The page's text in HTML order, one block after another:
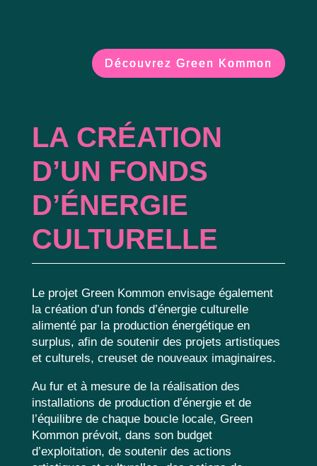
Découvrez Green Kommon
LA CRÉATION
D’UN FONDS
D’ÉNERGIE
CULTURELLE
Le projet Green Kommon envisage également
la création d’un fonds d’énergie culturelle
alimenté par la production énergétique en
surplus, afin de soutenir des projets artistiques
et culturels, creuset de nouveaux imaginaires.
Au fur et à mesure de la réalisation des
installations de production d’énergie et de
l’équilibre de chaque boucle locale, Green
Kommon prévoit, dans son budget
d’exploitation, de soutenir des actions